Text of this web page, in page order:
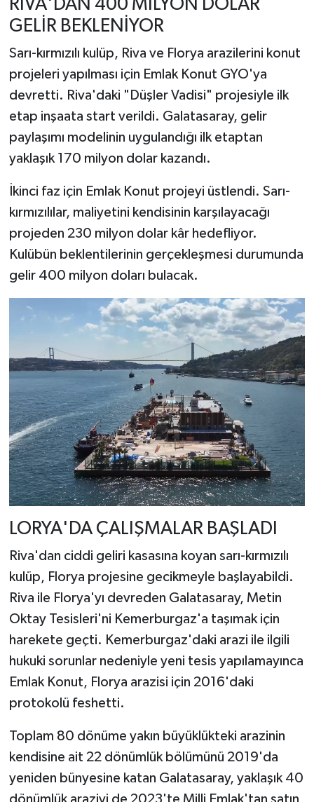
RİVA'DAN 400 MİLYON DOLAR
GELİR BEKLENİYOR
Sarı-kırmızılı kulüp, Riva ve Florya arazilerini konut
projeleri yapılması için Emlak Konut GYO'ya
devretti. Riva'daki "Düşler Vadisi" projesiyle ilk
etap inşaata start verildi. Galatasaray, gelir
paylaşımı modelinin uygulandığı ilk etaptan
yaklaşık 170 milyon dolar kazandı.
İkinci faz için Emlak Konut projeyi üstlendi. Sarı-
kırmızılılar, maliyetini kendisinin karşılayacağı
projeden 230 milyon dolar kâr hedefliyor.
Kulübün beklentilerinin gerçekleşmesi durumunda
gelir 400 milyon doları bulacak.
LORYA'DA ÇALIŞMALAR BAŞLADI
Riva'dan ciddi geliri kasasına koyan sarı-kırmızılı
kulüp, Florya projesine gecikmeyle başlayabildi.
Riva ile Florya'yı devreden Galatasaray, Metin
Oktay Tesisleri'ni Kemerburgaz'a taşımak için
harekete geçti. Kemerburgaz'daki arazi ile ilgili
hukuki sorunlar nedeniyle yeni tesis yapılamayınca
Emlak Konut, Florya arazisi için 2016'daki
protokolü feshetti.
Toplam 80 dönüme yakın büyüklükteki arazinin
kendisine ait 22 dönümlük bölümünü 2019'da
yeniden bünyesine katan Galatasaray, yaklaşık 40